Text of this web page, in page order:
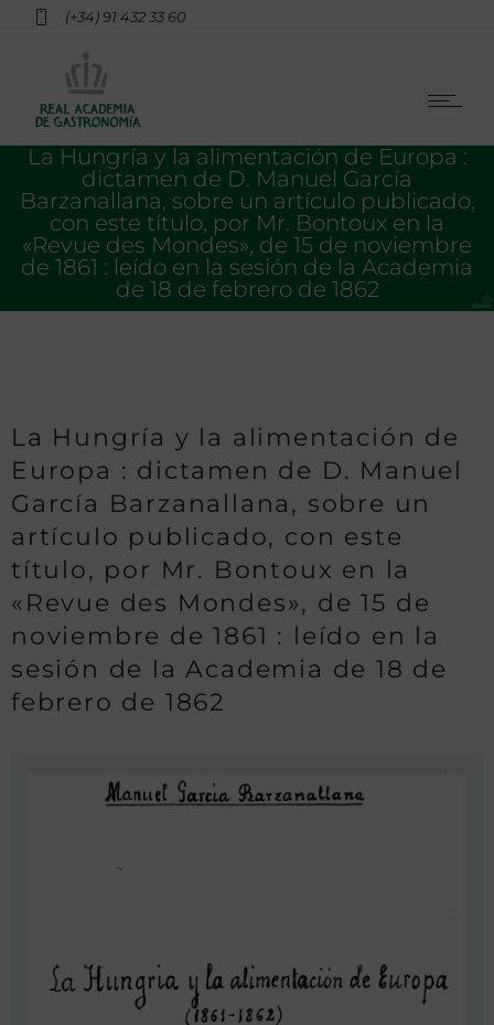
(+34) 91 432 33 60
La Hungría y la alimentación de Europa :
dictamen de D. Manuel García
Barzanallana, sobre un artículo publicado,
con este título, por Mr. Bontoux en la
«Revue des Mondes», de 15 de noviembre
de 1861 : leído en la sesión de la Academia
de 18 de febrero de 1862
La Hungría y la alimentación de
Europa : dictamen de D. Manuel
García Barzanallana, sobre un
artículo publicado, con este
título, por Mr. Bontoux en la
«Revue des Mondes», de 15 de
noviembre de 1861 : leído en la
sesión de la Academia de 18 de
febrero de 1862